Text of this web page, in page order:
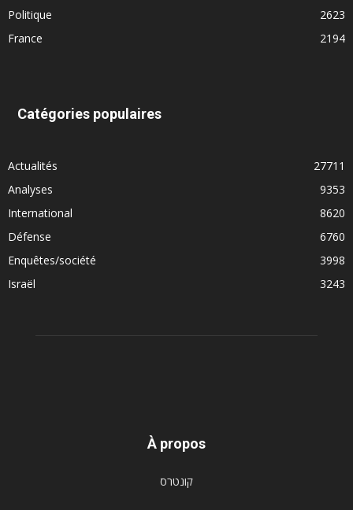
Politique
2623
France
2194
Catégories populaires
Actualités
27711
Analyses
9353
International
8620
Défense
6760
Enquêtes/société
3998
Israël
3243
À propos
קונטרס